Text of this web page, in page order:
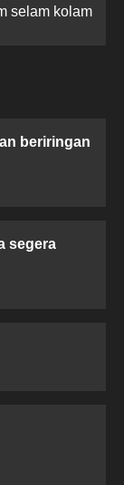
selam kolam
beriringan
segera